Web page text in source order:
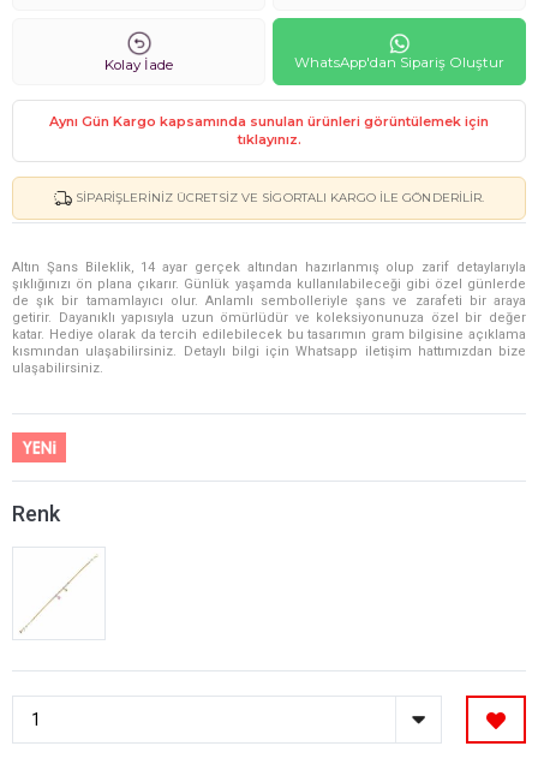
Kolay İade WhatsApp'dan Sipariş Oluştur
Aynı Gün Kargo kapsamında sunulan ürünleri görüntülemek için
tıklayınız.
SIPARIŞLERINIZ ÜCRETSIZ VE SIGORTALI KARGO ILE GÖNDERILIR.
Altın Şans Bileklik, 14 ayar gerçek altından hazırlanmış olup zarif detaylarıyla
şıklığınızı ön plana çıkarır. Günlük yaşamda kullanılabileceği gibi özel günlerde
de şık bir tamamlayıcı olur. Anlamlı sembolleriyle şans ve zarafeti bir araya
getirir. Dayanıklı yapısıyla uzun ömürlüdür ve koleksiyonunuza özel bir değer
katar. Hediye olarak da tercih edilebilecek bu tasarımın gram bilgisine açıklama
kısmından ulaşabilirsiniz. Detaylı bilgi için Whatsapp iletişim hattımızdan bize
ulaşabilirsiniz.
Renk